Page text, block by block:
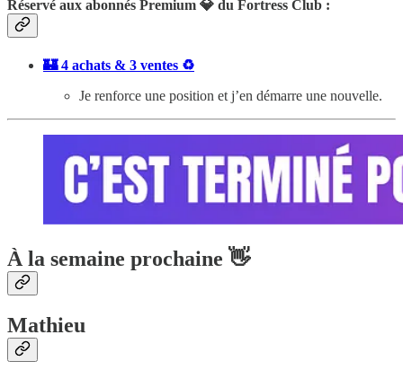
Réservé aux abonnés Premium 💎 du Fortress Club :
🏰 4 achats & 3 ventes ♻️
Je renforce une position et j’en démarre une nouvelle.
À la semaine prochaine 👋
Mathieu